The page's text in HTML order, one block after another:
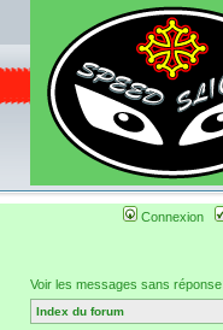
Connexion
Voir les messages sans réponse
Index du forum